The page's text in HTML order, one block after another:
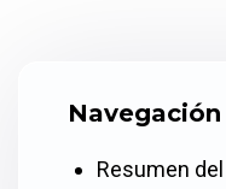
Navegación
Resumen